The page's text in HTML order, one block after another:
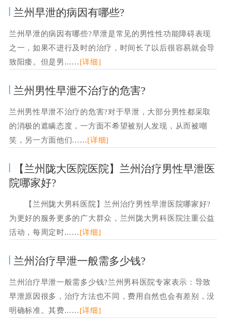
兰州早泄的病因有哪些?
兰州早泄的病因有哪些?早泄是常见的男性性功能障碍表现
之一，如果不进行及时的治疗，时间长了以后很容易就会导
致阳痿。但是男...…[详细]
兰州男性早泄不治疗的危害?
兰州男性早泄不治疗的危害?对于早泄，大部分男性都采取
的消极的遮瞒态度，一方面不希望被别人发现，从而被嘲
笑，另一方面他们...…[详细]
【兰州陇大医院医院】兰州治疗男性早泄医
院哪家好?
【兰州陇大男科医院】兰州治疗男性早泄医院哪家好?
为更好的服务更多的广大群众，兰州陇大男科医院注重公益
活动，每周定时...…[详细]
兰州治疗早泄一般需多少钱?
兰州治疗早泄一般需多少钱?兰州男科医院专家表示：导致
早泄原因很多，治疗方法也不同，费用自然也会有差别，没
明确标准。其费...…[详细]